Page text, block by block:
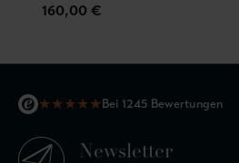
160,00 €
★★★★★Bei 1245 Bewertungen
Newsletter